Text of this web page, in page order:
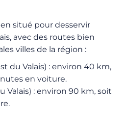
situé pour desservir
avec des routes bien
villes de la région :
du Valais) : environ 40 km,
en voiture.
Valais) : environ 90 km, soit